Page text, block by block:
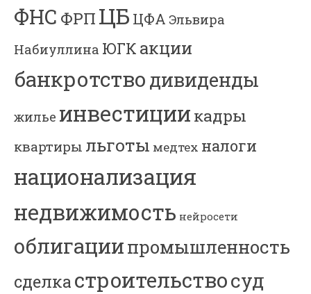
ФНС ФРП ЦБ ЦФА Эльвира
Набиуллина ЮГК акции
банкротство дивиденды
жилье инвестиции кадры
квартиры льготы медтех налоги
национализация
недвижимость нейросети
облигациипромышленность
сделкастроительствосуд